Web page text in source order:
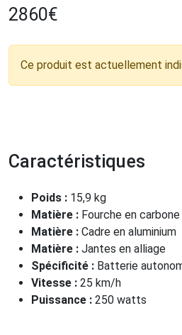
2860€
Ce produit est actuellement
Caractéristiques
Poids : 15,9 kg
Matière : Fourche en carbone
Matière : Cadre en aluminium
Matière : Jantes en alliage
Spécificité : Batterie
Vitesse : 25 km/h
Puissance : 250 watts